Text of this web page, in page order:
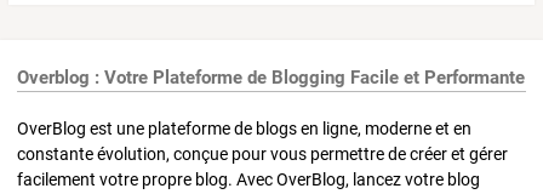
Overblog : Votre Plateforme de Blogging Facile et Performante
OverBlog est une plateforme de blogs en ligne, moderne et en
constante évolution, conçue pour vous permettre de créer et gérer
facilement votre propre blog. Avec OverBlog, lancez votre blog